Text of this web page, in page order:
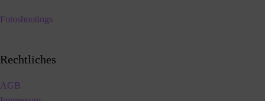
Fotoshootings
Rechtliches
AGB